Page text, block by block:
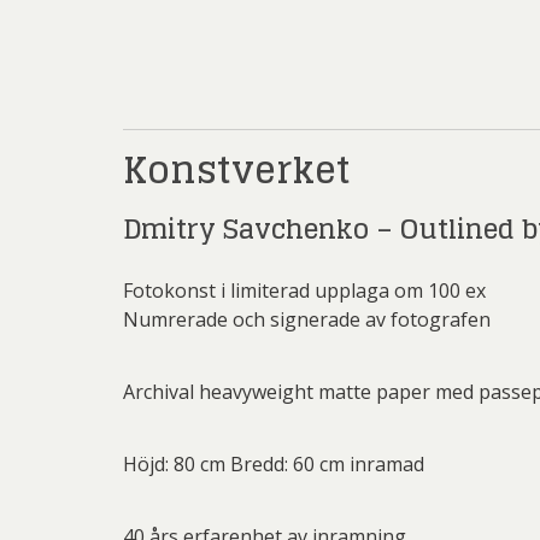
Konstverket
Dmitry Savchenko – Outlined
Fotokonst i limiterad upplaga om 100 ex
Numrerade och signerade av fotografen
Archival heavyweight matte paper med
Höjd: 80 cm Bredd: 60 cm inramad